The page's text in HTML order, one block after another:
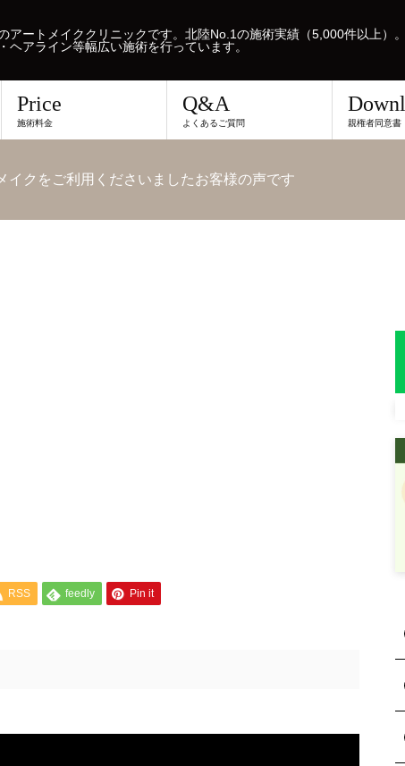
アートメイククリニックです。北陸No.1の施術実績（5,000件以上）
アライン等幅広い施術を行っています。
Price
施術料金
Q&A
よくあるご質問 親権者同意書
イクをご利用くださいましたお客様の声です
RSS feedly Pin it